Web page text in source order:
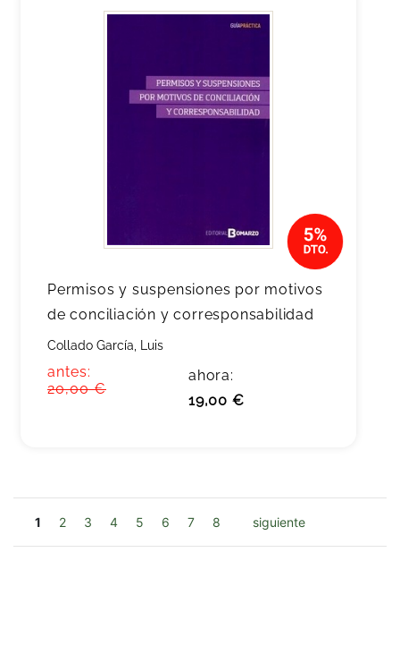
Permisos y suspensiones por motivos
de conciliación y corresponsabilidad
Collado García, Luis
antes:
20,00 €
ahora:
19,00 €
1 2 3 4 5 6 7 8 siguiente